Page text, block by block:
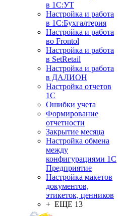
в 1С:УТ
Настройка и работа
в 1С:Бухгалтерия
Настройка и работа
во Frontol
Настройка и работа
в SetRetail
Настройка и работа
в ДАЛИОН
Настройка отчетов
1С
Ошибки учета
Формирование
отчетности
Закрытие месяца
Настройка обмена
между
конфигурациями 1С
Предприятие
Настройка макетов
документов,
этикеток, ценников
+ ЕЩЕ 13